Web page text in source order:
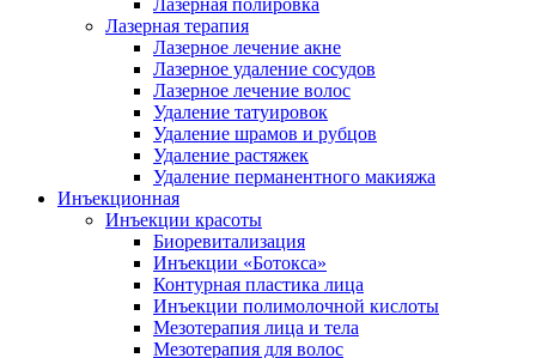
Лазерная полировка
Лазерная терапия
Лазерное лечение акне
Лазерное удаление сосудов
Лазерное лечение волос
Удаление татуировок
Удаление шрамов и рубцов
Удаление растяжек
Удаление перманентного макияжа
Инъекционная
Инъекции красоты
Биоревитализация
Инъекции «Ботокса»
Контурная пластика лица
Инъекции полимолочной кислоты
Мезотерапия лица и тела
Мезотерапия для волос